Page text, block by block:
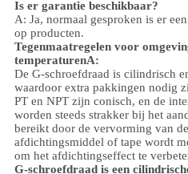
Is er garantie beschikbaar?
A: Ja, normaal gesproken is er
op producten.
Tegenmaatregelen voor
temperaturenA:
De G-schroefdraad is cilindrisch
waardoor extra pakkingen nodig
PT en NPT zijn conisch, en de
worden steeds strakker bij het
bereikt door de vervorming van
afdichtingsmiddel of tape wordt
om het afdichtingseffect te
G-schroefdraad is een